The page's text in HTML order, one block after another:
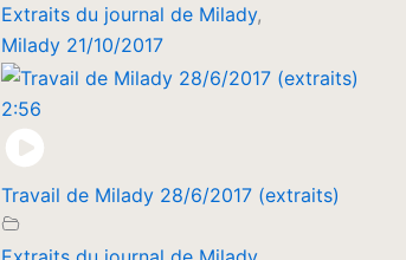
Extraits du journal de Milady,
Milady 21/10/2017
2:56
Travail de Milady 28/6/2017 (extraits)